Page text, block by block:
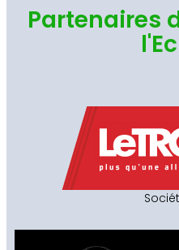
Partenaires